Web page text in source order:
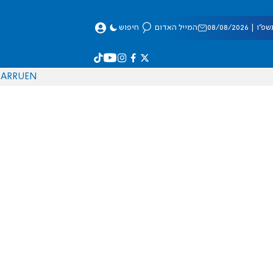
08/2026 המייל האדום חיפוש
EN
RU
AR